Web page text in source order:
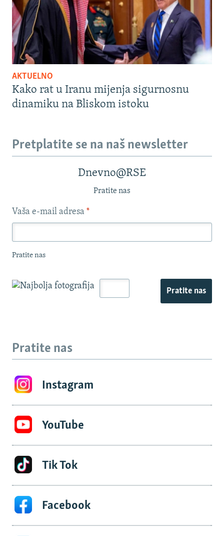
AKTUELNO
Kako rat u Iranu mijenja sigurnosnu
dinamiku na Bliskom istoku
Pretplatite se na naš newsletter
Dnevno@RSE
Pratite nas
Vaša e-mail adresa *
Pratite nas
Pratite nas
Pratite nas
Instagram
YouTube
Tik Tok
Facebook